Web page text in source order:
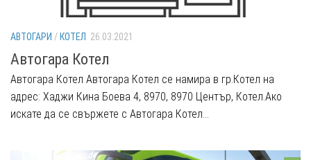
АВТОГАРИ / КОТЕЛ 26.03.2021
Автогара Котел
Автогара Котел Автогара Котел се намира в гр.Котел на
адрес: Хаджи Кина Боева 4, 8970, 8970 Център, Котел.Ако
искате да се свържете с Автогара Котел...